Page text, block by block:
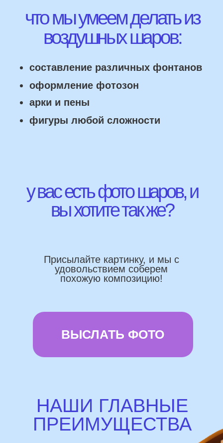
(Не Китай)
Предоставляем гарантию полета
Бонусы и скидки постоянным
НАШИ ГЛАВНЫЕ
ПРЕИМУЩЕСТВА